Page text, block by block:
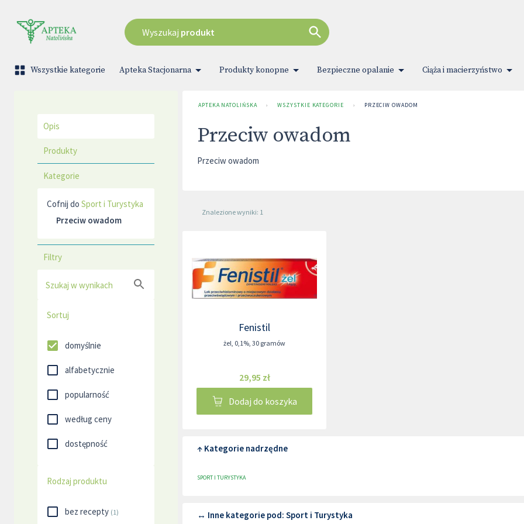
Wyszukaj produkt
Wszystkie kategorie Apteka Stacjonarna Produkty konopne Bezpieczne opalanie Ciąża i macierzyństwo
Opis
Produkty
Kategorie
Cofnij do Sport i Turystyka
Przeciw owadom
Filtry
Szukaj w wynikach
Sortuj
domyślnie
alfabetycznie
popularność
według ceny
dostępność
Rodzaj produktu
bez recepty (1)
APTEKA NATOLIŃSKA › WSZYSTKIE KATEGORIE › PRZECIW OWADOM
Przeciw owadom
Przeciw owadom
Znalezione wyniki: 1
Fenistil
żel, 0,1%, 30 gramów
29,95 zł
Dodaj do koszyka
↑ Kategorie nadrzędne
SPORT I TURYSTYKA
↔ Inne kategorie pod: Sport i Turystyka